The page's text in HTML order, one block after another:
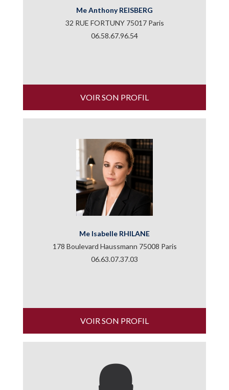
Me Anthony REISBERG
32 RUE FORTUNY 75017 Paris
06.58.67.96.54
VOIR SON PROFIL
Me Isabelle RHILANE
178 Boulevard Haussmann 75008 Paris
06.63.07.37.03
VOIR SON PROFIL